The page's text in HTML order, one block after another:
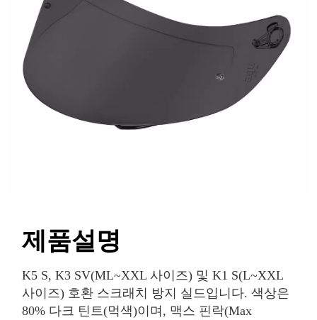
제품설명
K5 S, K3 SV(ML~XXL 사이즈) 및 K1 S(L~XXL
사이즈) 호환 스크래치 방지 실드입니다. 색상은
80% 다크 틴트(먹색)이며, 맥스 핀락(Max